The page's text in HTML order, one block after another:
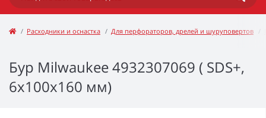
Расходники и оснастка Для перфораторов, дрелей и шуруповертов
Бур Milwaukee 4932307069 ( SDS+,
6х100х160 мм)